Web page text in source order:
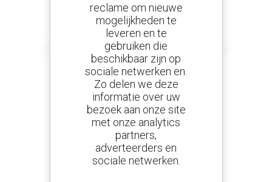
Stel meldingen in
en ontvang advertenties van tweedehandsmaterieel
800 dealers
Manitou wereldwijd
reclame om nieuwe
mogelijkheden te
leveren en te
gebruiken die
beschikbaar zijn op
sociale netwerken en.
Zo delen we deze
informatie over uw
bezoek aan onze site
met onze analytics
partners,
adverteerders en
sociale netwerken.